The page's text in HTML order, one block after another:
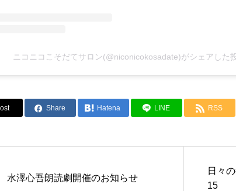
ニコニコこそだてサロン(@niconicokosadate)がシェアした
Share Hatena LINE RSS
水澤心吾朗読劇開催のお知らせ
日々
15